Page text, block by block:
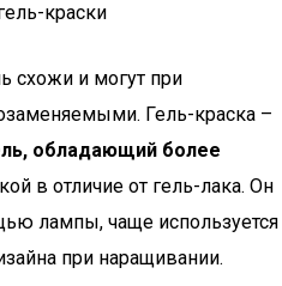
краски
схожи и могут при
Гель-краска –
обладающий более
в отличие от гель-лака. Он
лампы, чаще используется
при наращивании.